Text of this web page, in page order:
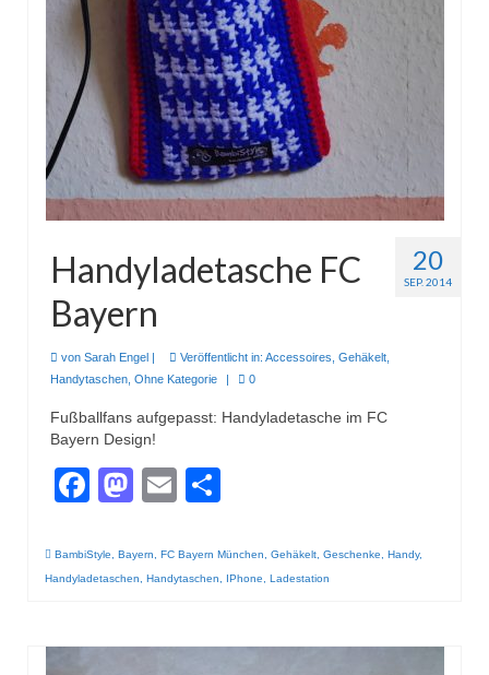
20
SEP. 2014
Handyladetasche FC
Bayern
von Sarah Engel Veröffentlicht in: Accessoires Gehäkelt
Handytaschen Ohne Kategorie 0
Fußballfans aufgepasst: Handyladetasche im FC
Bayern Design!
Facebook
Mastodon
Email
BambiStyle, Bayern, FC Bayern München, Gehäkelt, Geschenke, Handy,
Handyladetaschen, Handytaschen, IPhone, Ladestation